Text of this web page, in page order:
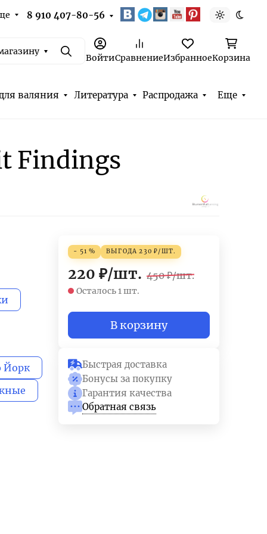
8 910 407-80-56 Светлая
ПоискВойтиСравнениеИзбранноеКорзина
валяния Литература Распродажа Еще
Findings
Йорк
- 51 % ВЫГОДА230 ₽/ШТ.
220 ₽/шт. 450 ₽/шт.
Осталось 1 шт.
В корзину
Быстрая доставка
Бонусы за покупку
Гарантия качества
Обратная связь